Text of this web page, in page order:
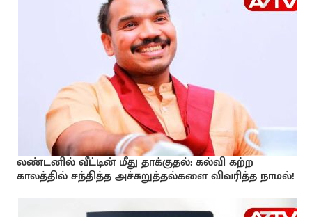
லண்டனில் வீட்டின் மீது தாக்குதல்: கல்வி கற்ற
காலத்தில் சந்தித்த அச்சுறுத்தல்களை விவரித்த நாமல்!